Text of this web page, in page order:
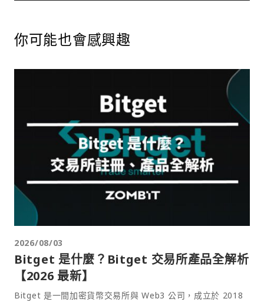
你可能也會感興趣
2026/08/03
Bitget 是什麼？Bitget 交易所產品全解析
【2026 最新】
Bitget 是一間加密貨幣交易所與 Web3 公司，成立於 2018